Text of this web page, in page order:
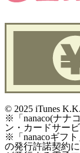
© 2025 iTunes
※「nanaco(ナナ
ン・カードサー
※「nanacoギフ
の発行許諾契約